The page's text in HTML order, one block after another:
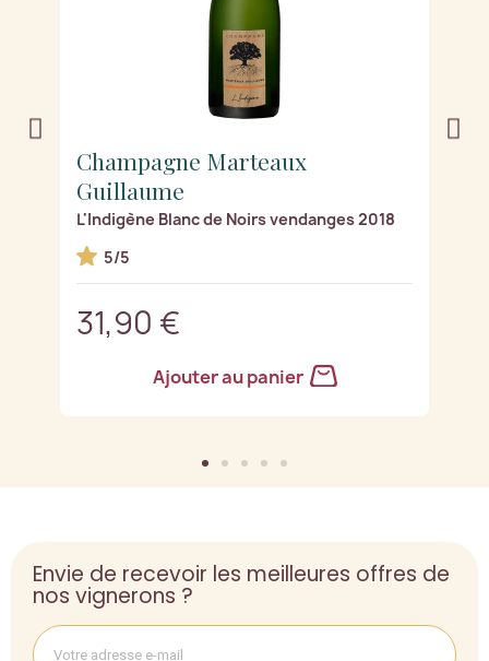
Champagne Marteaux
Guillaume
L'Indigène Blanc de Noirs vendanges 2018
5/5
31,90 €
Ajouter au panier
Envie de recevoir les meilleures offres de
nos vignerons ?